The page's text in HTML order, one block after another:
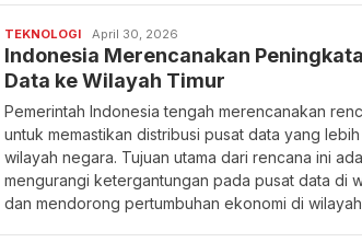
TEKNOLOGI April 30, 2026
Indonesia Merencanakan
Data ke Wilayah Timur
Pemerintah Indonesia tengah merencanakan
untuk memastikan distribusi pusat data yang
wilayah negara. Tujuan utama dari rencana ini
mengurangi ketergantungan pada pusat data di
dan mendorong pertumbuhan ekonomi di wilayah